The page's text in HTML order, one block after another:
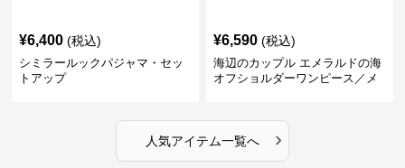
¥6,400 (税込)
シミラールックパジャマ・セッ
トアップ
¥6,590 (税込)
海辺のカップル エメラルドの海
オフショルダーワンピース／メ
人気アイテム一覧へ ›